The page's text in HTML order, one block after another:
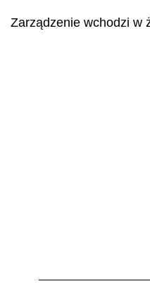
Zarządzenie wchodzi w